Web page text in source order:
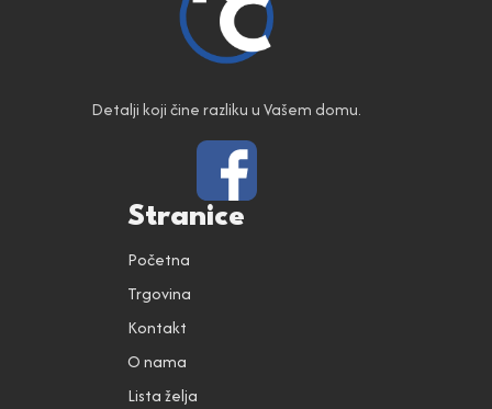
Detalji koji čine razliku u Vašem domu.
Stranice
Početna
Trgovina
Kontakt
O nama
Lista želja